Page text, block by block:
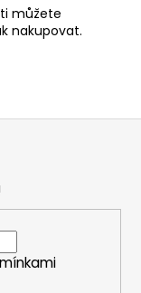
můžete
nakupovat.